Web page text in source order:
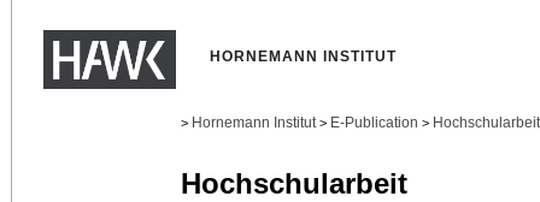
HORNEMANN INSTITUT
> Hornemann Institut > E-Publication >
Hochschularbeit